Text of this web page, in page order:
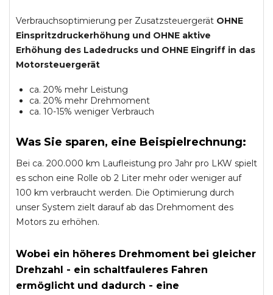
Verbrauchsoptimierung per Zusatzsteuergerät OHNE
Einspritzdruckerhöhung und OHNE aktive
Erhöhung des Ladedrucks und OHNE Eingriff in das
Motorsteuergerät
ca. 20% mehr Leistung
ca. 20% mehr Drehmoment
ca. 10-15% weniger Verbrauch
Was Sie sparen, eine Beispielrechnung:
Bei ca. 200.000 km Laufleistung pro Jahr pro LKW spielt
es schon eine Rolle ob 2 Liter mehr oder weniger auf
100 km verbraucht werden. Die Optimierung durch
unser System zielt darauf ab das Drehmoment des
Motors zu erhöhen.
Wobei ein höheres Drehmoment bei gleicher
Drehzahl - ein schaltfauleres Fahren
ermöglicht und dadurch - eine